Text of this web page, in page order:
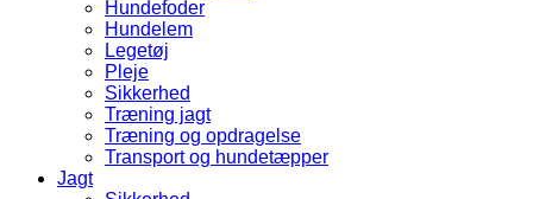
Hundefoder
Hundelem
Legetøj
Pleje
Sikkerhed
Træning jagt
Træning og opdragelse
Transport og hundetæpper
Jagt